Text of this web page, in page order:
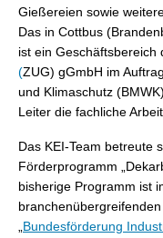
Gießereien sowie
Das in Cottbus
ist ein Geschäftsbereich
(ZUG) gGmbH im
und Klimaschutz
Leiter die fachliche
Das KEI-Team betreute
Förderprogramm
bisherige Programm ist
Bundesförderung